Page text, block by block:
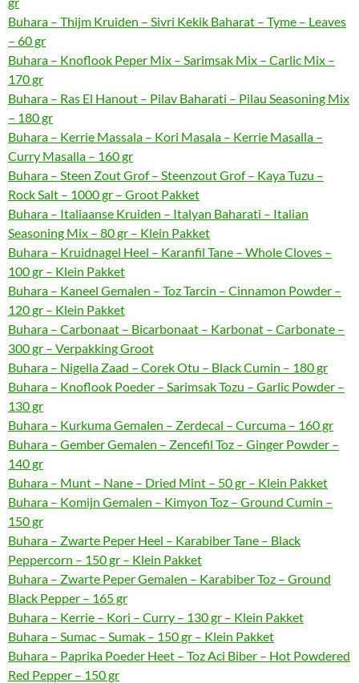
Buhara – Thijm Kruiden – Sivri Kekik Baharat – Tyme – Leaves
– 60 gr
Buhara – Knoflook Peper Mix – Sarimsak Mix – Carlic Mix –
170 gr
Buhara – Ras El Hanout – Pilav Baharati – Pilau Seasoning Mix
– 180 gr
Buhara – Kerrie Massala – Kori Masala – Kerrie Masalla –
Curry Masalla – 160 gr
Buhara – Steen Zout Grof – Steenzout Grof – Kaya Tuzu –
Rock Salt – 1000 gr – Groot Pakket
Buhara – Italiaanse Kruiden – Italyan Baharati – Italian
Seasoning Mix – 80 gr – Klein Pakket
Buhara – Kruidnagel Heel – Karanfil Tane – Whole Cloves –
100 gr – Klein Pakket
Buhara – Kaneel Gemalen – Toz Tarcin – Cinnamon Powder –
120 gr – Klein Pakket
Buhara – Carbonaat – Bicarbonaat – Karbonat – Carbonate –
300 gr – Verpakking Groot
Buhara – Nigella Zaad – Corek Otu – Black Cumin – 180 gr
Buhara – Knoflook Poeder – Sarimsak Tozu – Garlic Powder –
130 gr
Buhara – Kurkuma Gemalen – Zerdecal – Curcuma – 160 gr
Buhara – Gember Gemalen – Zencefil Toz – Ginger Powder –
140 gr
Buhara – Munt – Nane – Dried Mint – 50 gr – Klein Pakket
Buhara – Komijn Gemalen – Kimyon Toz – Ground Cumin –
150 gr
Buhara – Zwarte Peper Heel – Karabiber Tane – Black
Peppercorn – 150 gr – Klein Pakket
Buhara – Zwarte Peper Gemalen – Karabiber Toz – Ground
Black Pepper – 165 gr
Buhara – Kerrie – Kori – Curry – 130 gr – Klein Pakket
Buhara – Sumac – Sumak – 150 gr – Klein Pakket
Buhara – Paprika Poeder Heet – Toz Aci Biber – Hot Powdered
Red Pepper – 150 gr